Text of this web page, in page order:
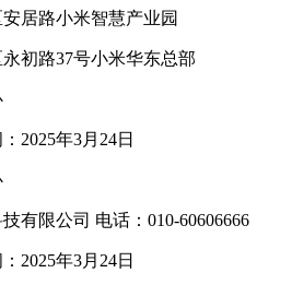
居路小米智慧产业园
初路37号小米华东总部
2025年3月24日
有限公司 电话：010-60606666
2025年3月24日